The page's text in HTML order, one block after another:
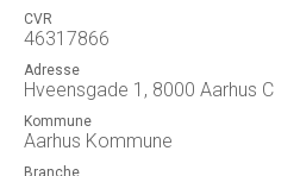
CVR
46317866
Adresse
Hveensgade 1, 8000 Aarhus C
Kommune
Aarhus Kommune
Branche